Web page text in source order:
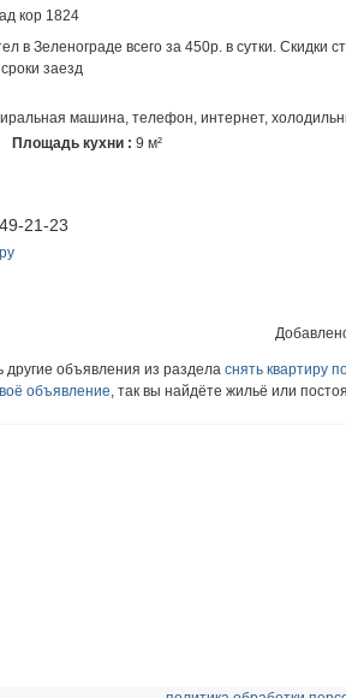
кор 1824
в Зеленограде всего за 450р. в сутки. Скидки
заезд
машина, телефон, интернет,
Площадь кухни : 9 м²
21-23
объявления из раздела снять квартиру
объявление , так вы найдёте жильё или